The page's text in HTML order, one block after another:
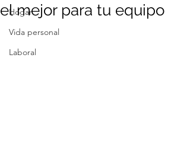
Hogar
Vida personal
Laboral
el mejor para tu equipo